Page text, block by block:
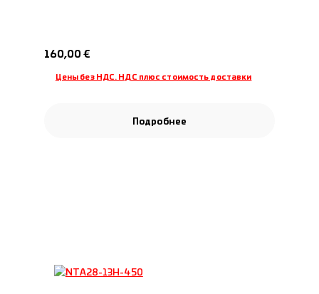
Обычная цена:
160,00 €
Цены без НДС. НДС плюс стоимость доставки
Подробнее